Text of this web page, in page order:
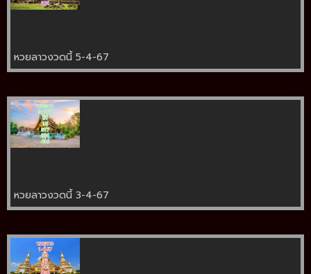
หวยลาวงวดนี้ 5-4-67
หวยลาวงวดนี้ 3-4-67